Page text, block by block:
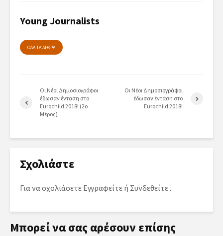
Young Journalists
ΟΛΑ ΤΑ ΑΡΘΡΑ
Οι Νέοι Δημοσιογράφοι
έδωσαν ένταση στο
Eurochild 2018! (2ο
Μέρος)
Οι Νέοι Δημοσιογράφοι
έδωσαν ένταση στο
Eurochild 2018!
Σχολιάστε
Για να σχολιάσετε Εγγραφείτε ή Συνδεθείτε .
Μπορεί να σας αρέσουν επίσης